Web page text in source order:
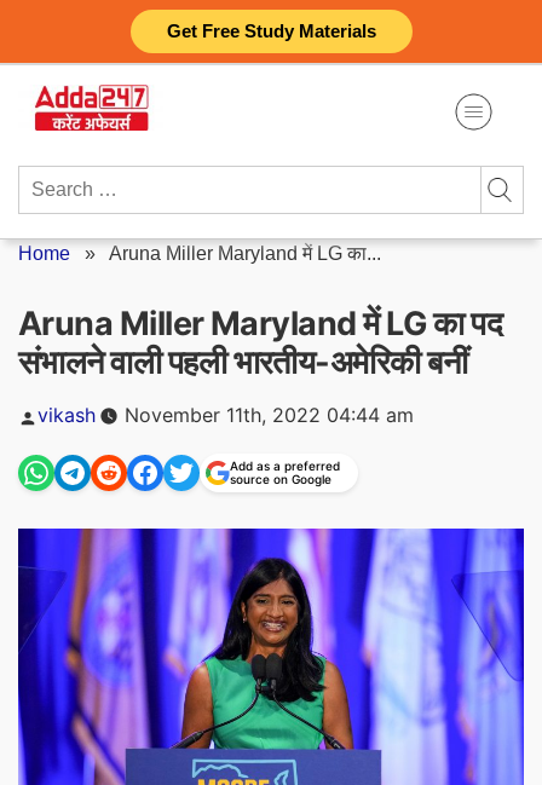
Get Free Study Materials
content
Search
Home » Aruna Miller Maryland में LG का...
Aruna Miller Maryland में LG का पद
संभालने वाली पहली भारतीय-अमेरिकी बनीं
Posted
vikash November 11th, 2022 04:44 am
Add as a preferred
source on Google